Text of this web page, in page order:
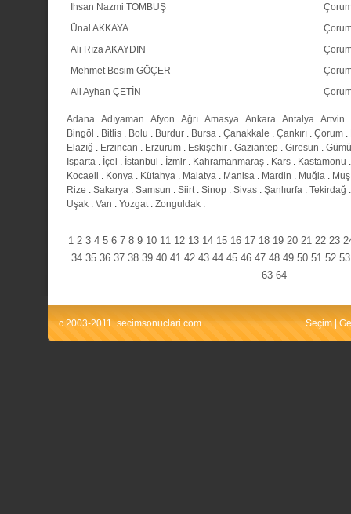
İhsan Nazmi TOMBUŞ
Ünal AKKAYA
Ali Rıza AKAYDIN
Mehmet Besim GÖÇER
Ali Ayhan ÇETİN
Adana .Adıyaman .Afyon .Ağrı .Amasya .Ankara .Antalya .Artvin .
Bingöl . Bitlis . Bolu . Burdur . Bursa . Çanakkale . Çankırı . Çorum .
Elazığ . Erzincan . Erzurum . Eskişehir . Gaziantep . Giresun .
Isparta . İçel . İstanbul . İzmir . Kahramanmaraş . Kars . Kastamonu
Kocaeli . Konya . Kütahya . Malatya . Manisa . Mardin . Muğla . Muş
Rize . Sakarya . Samsun . Siirt. Sinop . Sivas . Şanlıurfa . Tekirdağ
Uşak . Van . Yozgat. Zonguldak .
1 2 3 4 5 6 7 8 9 10 11 12 13 14 15 16 17 18 19 20 21 22 23
34 35 36 37 38 39 40 41 42 43 44 45 46 47 48 49 50 51 52 53
63 64
c 2003-2011. secimsonuclari.com Seçim |